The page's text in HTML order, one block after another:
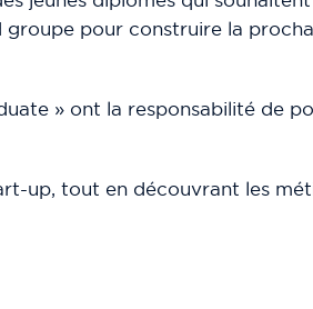
groupe pour construire la
» ont la responsabilité de
up, tout en découvrant les